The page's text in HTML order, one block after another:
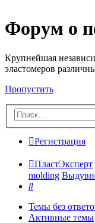
Форум о
Крупнейшая
эластомеров
Пропустить
Регистрация
ПластЭксперт
molding
Поиск
Темы без
Активные темы